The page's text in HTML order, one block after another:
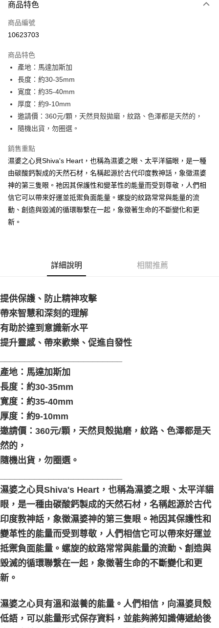
信用卡一次付款
超商取貨付款
Apple Pay
街口支付
悠遊付
ATM付款
全家取貨付款
每筆NT$80，滿NT$3,000(含以上)免運費
7-11取貨付款
賣家宅配幫您送（台灣）
每筆NT$80，滿NT$3,000(含以上)免運費
免運費
商品特色
商品編號
10623703
商品特色
產地：馬達加斯加
長度：約30-35mm
寛度：約35-40mm
厚度：約9-10mm
邀請價：360元/顆，天然貝殼拋磨，紋路、色澤都是天然的，
隨機出貨，勿圈選。
銷售重點
濕婆之心貝Shiva's Heart，也稱為濕婆之眼、太平洋貓眼，是一種
由碳酸鈣製成的天然石材，名稱起源於古代印度教神話，象徵濕婆
神的第三隻眼。祂因其保護性和變革性的能量而受到尊敬，人們相
信它可以帶來好運並抵禦負面能量。螺旋的紋路常常與能量的流
動、創造與毀滅的循環聯繫在一起，象徵著生命的不斷變化和更
新。
詳細說明 相關推薦
提供保護、防止精神攻擊
帶來智慧和深刻的理解
有助於達到意識新水平
提升靈感、帶來歡樂、促進自發性
產地：馬達加斯加
長度：約30-35mm
寛度：約35-40mm
厚度：約9-10mm
邀請價：360元/顆，天然貝殼拋磨，紋路、色澤都是天
然的，
隨機出貨，勿圈選。
濕婆之心貝Shiva's Heart，也稱為濕婆之眼、太平洋貓
眼，是一種由碳酸鈣製成的天然石材，名稱起源於古代
印度教神話，象徵濕婆神的第三隻眼。祂因其保護性和
變革性的能量而受到尊敬，人們相信它可以帶來好運並
抵禦負面能量。螺旋的紋路常常與能量的流動、創造與
毀滅的循環聯繫在一起，象徵著生命的不斷變化和更
新。
濕婆之心貝有溫和滋養的能量。人們相信，向濕婆貝殼
低語，可以能量形式保存資料，並能夠將知識傳遞給後